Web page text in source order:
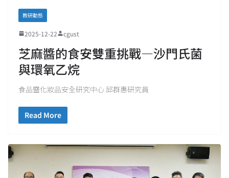
教研動態
2025-12-22 cgust
芝麻醬的食安雙重挑戰—沙門氏菌
與環氧乙烷
食品暨化妝品安全研究中心 邱群惠研究員
Read More